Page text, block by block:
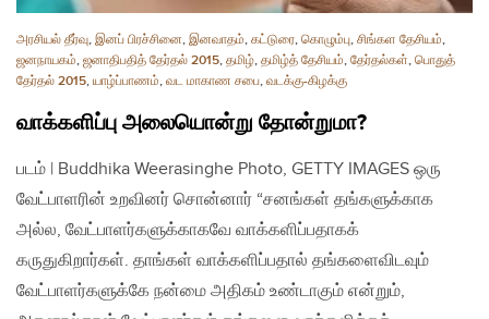
அரசியல் தீர்வு, இனப் பிரச்சினை, இனவாதம், கட்டுரை, கொழும்பு, சிங்கள தேசியம்,
ஜனநாயகம், ஜனாதிபதித் தேர்தல் 2015, தமிழ், தமிழ்த் தேசியம், தேர்தல்கள், பொதுத்
தேர்தல் 2015, யாழ்ப்பாணம், வட மாகாண சபை, வடக்கு-கிழக்கு
வாக்களிப்பு அலையொன்று தோன்றுமா?
படம் | Buddhika Weerasinghe Photo, GETTY IMAGES ஒரு
வேட்பாளரின் உறவினர் சொன்னார் “சனங்கள் தங்களுக்காக
அல்ல, வேட்பாளர்களுக்காகவே வாக்களிப்பதாகக்
கருதுகிறார்கள். தாங்கள் வாக்களிப்பதால் தங்களைவிடவும்
வேட்பாளர்களுக்கே நன்மை அதிகம் உண்டாகும் என்றும்,